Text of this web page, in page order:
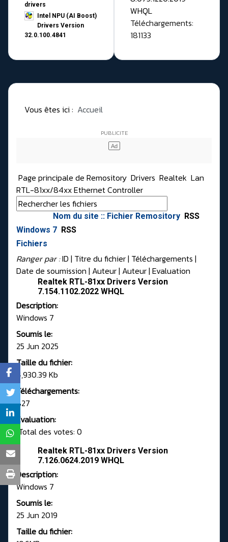
drivers
Intel NPU (AI Boost)
Drivers Version
32.0.100.4841
WHQL
Téléchargements:
181133
Vous êtes ici : Accueil
Page principale de Remository Drivers Realtek Lan
RTL-81xx/84xx Ethernet Controller
Nom du site :: Fichier Remository RSS
Windows 7 RSS
Fichiers
Ranger par :ID | Titre du fichier | Téléchargements |
Date de soumission | Auteur| Auteur| Evaluation
Realtek RTL-81xx Drivers Version
7.154.1102.2022 WHQL
Description:
Windows 7
Soumis le:
25 Jun 2025
Taille du fichier:
4,930.39 Kb
Téléchargements:
827
Evaluation:
Total des votes: 0
Realtek RTL-81xx Drivers Version
7.126.0624.2019 WHQL
Description:
Windows 7
Soumis le:
25 Jun 2019
Taille du fichier: